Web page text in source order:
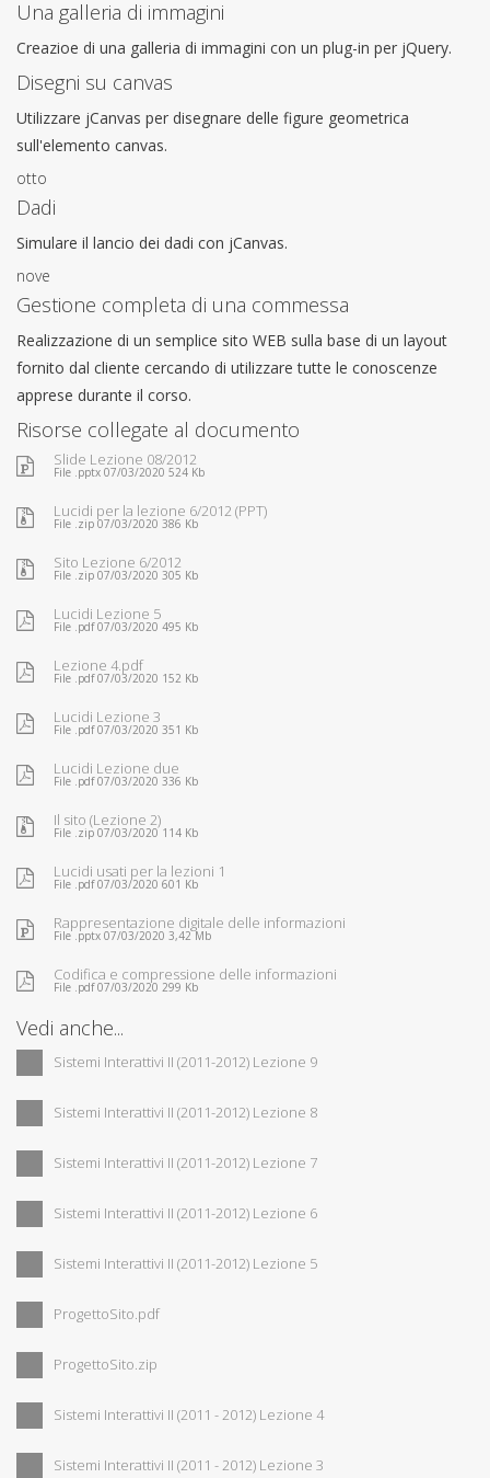
Una galleria di immagini
Creazioe di una galleria di immagini con un plug-in per jQuery.
Disegni su canvas
Utilizzare jCanvas per disegnare delle figure geometrica
sull'elemento canvas.
otto
Dadi
Simulare il lancio dei dadi con jCanvas.
nove
Gestione completa di una commessa
Realizzazione di un semplice sito WEB sulla base di un layout
fornito dal cliente cercando di utilizzare tutte le conoscenze
apprese durante il corso.
Risorse collegate al documento
Slide Lezione 08/2012
File .pptx 07/03/2020 524 Kb
Lucidi per la lezione 6/2012 (PPT)
File .zip 07/03/2020 386 Kb
Sito Lezione 6/2012
File .zip 07/03/2020 305 Kb
Lucidi Lezione 5
File .pdf 07/03/2020 495 Kb
Lezione 4.pdf
File .pdf 07/03/2020 152 Kb
Lucidi Lezione 3
File .pdf 07/03/2020 351 Kb
Lucidi Lezione due
File .pdf 07/03/2020 336 Kb
Il sito (Lezione 2)
File .zip 07/03/2020 114 Kb
Lucidi usati per la lezioni 1
File .pdf 07/03/2020 601 Kb
Rappresentazione digitale delle informazioni
File .pptx 07/03/2020 3,42 Mb
Codifica e compressione delle informazioni
File .pdf 07/03/2020 299 Kb
Vedi anche...
Sistemi Interattivi II (2011-2012) Lezione 9
Sistemi Interattivi II (2011-2012) Lezione 8
Sistemi Interattivi II (2011-2012) Lezione 7
Sistemi Interattivi II (2011-2012) Lezione 6
Sistemi Interattivi II (2011-2012) Lezione 5
ProgettoSito.pdf
ProgettoSito.zip
Sistemi Interattivi II (2011 - 2012) Lezione 4
Sistemi Interattivi II (2011 - 2012) Lezione 3